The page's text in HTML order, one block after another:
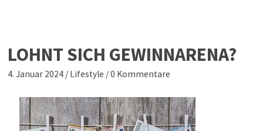
LOHNT SICH GEWINNARENA?
4. Januar 2024 / Lifestyle /0 Kommentare